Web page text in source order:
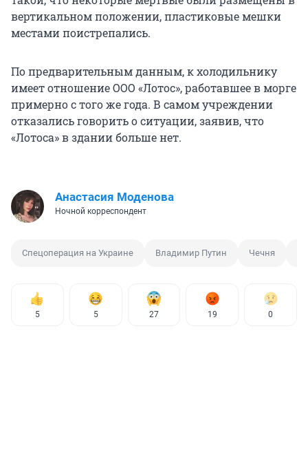
вертикальном положении, пластиковые мешки
местами поистрепались.
По предварительным данным, к холодильнику
имеет отношение ООО «Лотос», работавшее в морге
примерно с того же года. В самом учреждении
отказались говорить о ситуации, заявив, что
«Лотоса» в здании больше нет.
Анастасия Моденова
Ночной корреспондент
Спецоперация на Украине Владимир Путин Чечня
5 5 27 19 0